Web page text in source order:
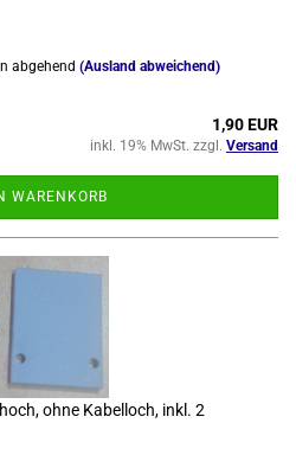
abgehend (Ausland abweichend)
1,90 EUR
inkl. 19% MwSt. zzgl. Versand
WARENKORB
ohne Ka­bel­loch, inkl. 2